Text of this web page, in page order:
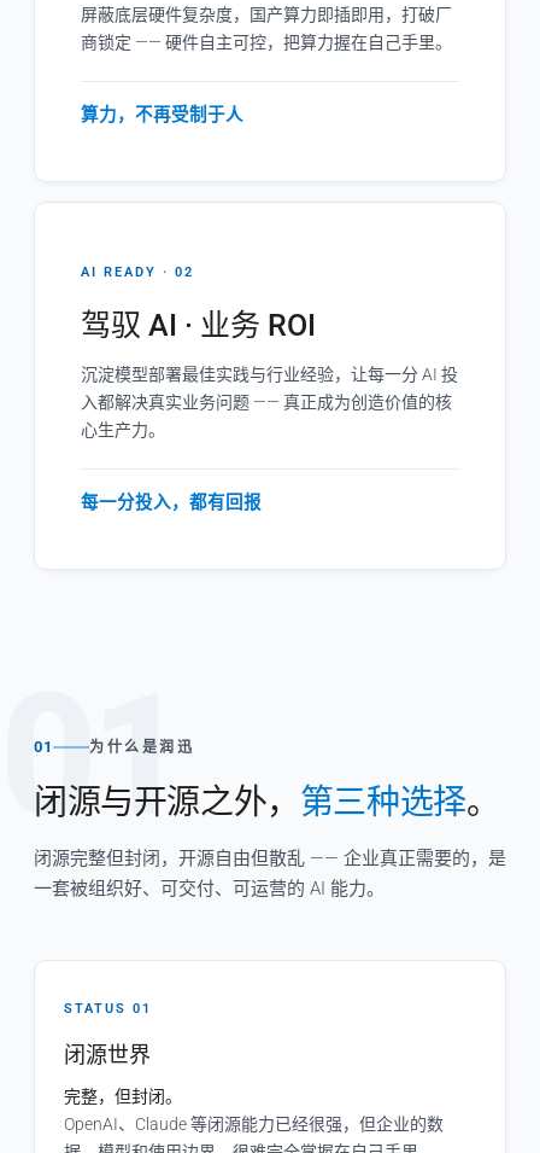
屏蔽底层硬件复杂度，国产算力即插即用，打破厂
商锁定 —— 硬件自主可控，把算力握在自己手里。
算力，不再受制于人
AI READY · 02
驾驭 AI · 业务 ROI
沉淀模型部署最佳实践与行业经验，让每一分 AI 投
入都解决真实业务问题 —— 真正成为创造价值的核
心生产力。
每一分投入，都有回报
01
01 为什么是润迅
闭源与开源之外， 第三种选择。
闭源完整但封闭，开源自由但散乱 —— 企业真正需要的，是
一套被组织好、可交付、可运营的 AI 能力。
STATUS 01
闭源世界
完整，但封闭。
OpenAI、Claude 等闭源能力已经很强，但企业的数